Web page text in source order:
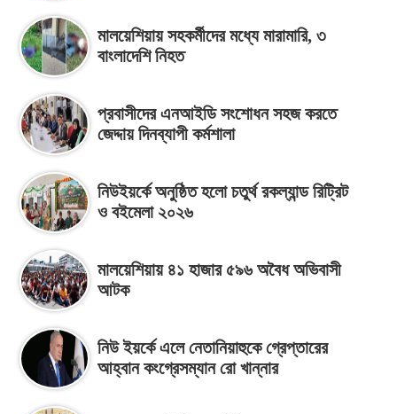
মালয়েশিয়ায় সহকর্মীদের মধ্যে মারামারি, ৩
বাংলাদেশি নিহত
প্রবাসীদের এনআইডি সংশোধন সহজ করতে
জেদ্দায় দিনব্যাপী কর্মশালা
নিউইয়র্কে অনুষ্ঠিত হলো চতুর্থ রকল্যান্ড রিট্রিট
ও বইমেলা ২০২৬
মালয়েশিয়ায় ৪১ হাজার ৫৯৬ অবৈধ অভিবাসী
আটক
নিউ ইয়র্কে এলে নেতানিয়াহুকে গ্রেপ্তারের
আহ্বান কংগ্রেসম্যান রো খান্নার